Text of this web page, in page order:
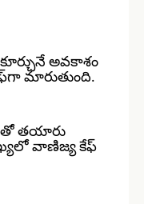
అవకాశం
మారుతుంది.
తయారు
వాణిజ్య కేఫ్